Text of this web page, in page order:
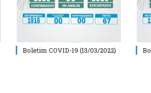
Boletim COVID-19 (13/03/2022)